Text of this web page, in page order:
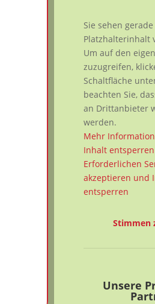
Sie sehen
Platzhalterinhalt
Um auf den
zuzugreifen,
Schaltfläche
beachten Sie,
an Drittanbieter
werden.
Mehr
Inhalt entsperren
Erforderlichen
akzeptieren und
entsperren
Stimmen
Unsere